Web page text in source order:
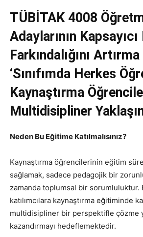
TÜBİTAK 4008
Adaylarının
Farkındalığını
‘Sınıfımda Herkes
Kaynaştırma
Multidisipliner
Neden Bu Eğitime Katılmalısınız?
Kaynaştırma öğrencilerinin eğitim
sağlamak, sadece pedagojik bir
zamanda toplumsal bir sorumluluktur.
katılımcılara kaynaştırma eğitiminde
multidisipliner bir perspektifle çözme
kazandırmayı hedeflemektedir.